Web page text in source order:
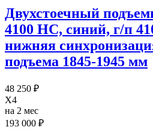
Двухстоечный
4100 НС, синий, г/п
нижняя
подъема 1845-1945 мм
48 250 ₽
X4
на 2 мес
193 000 ₽